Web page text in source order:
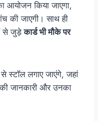
आयोजन किया जाएगा,
की जाएगी। साथ ही
से जुड़ेकार्ड भी मौके पर
स्टॉल लगाए जाएंगे, जहां
जानकारी और उनका